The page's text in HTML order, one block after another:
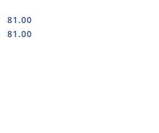
Cena:
81.00
Cena:
81.00